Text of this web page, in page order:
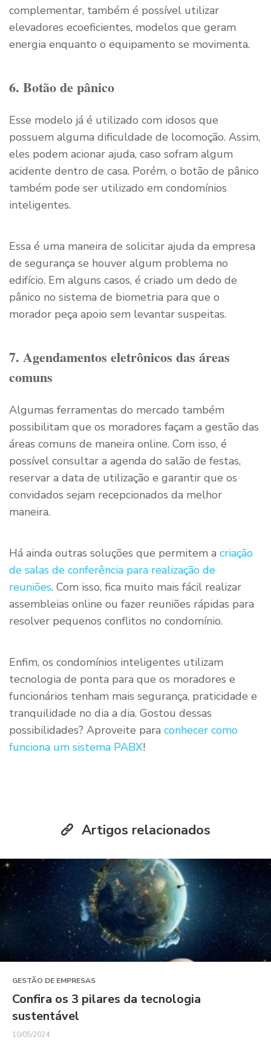
complementar, também é possível utilizar
elevadores ecoeficientes, modelos que geram
energia enquanto o equipamento se movimenta.
6. Botão de pânico
Esse modelo já é utilizado com idosos que
possuem alguma dificuldade de locomoção. Assim,
eles podem acionar ajuda, caso sofram algum
acidente dentro de casa. Porém, o botão de pânico
também pode ser utilizado em condomínios
inteligentes.
Essa é uma maneira de solicitar ajuda da empresa
de segurança se houver algum problema no
edifício. Em alguns casos, é criado um dedo de
pânico no sistema de biometria para que o
morador peça apoio sem levantar suspeitas.
7. Agendamentos eletrônicos das áreas
comuns
Algumas ferramentas do mercado também
possibilitam que os moradores façam a gestão das
áreas comuns de maneira online. Com isso, é
possível consultar a agenda do salão de festas,
reservar a data de utilização e garantir que os
convidados sejam recepcionados da melhor
maneira.
Há ainda outras soluções que permitem a criação
de salas de conferência para realização de
reuniões. Com isso, fica muito mais fácil realizar
assembleias online ou fazer reuniões rápidas para
resolver pequenos conflitos no condomínio.
Enfim, os condomínios inteligentes utilizam
tecnologia de ponta para que os moradores e
funcionários tenham mais segurança, praticidade e
tranquilidade no dia a dia. Gostou dessas
possibilidades? Aproveite para conhecer como
funciona um sistema PABX!
Artigos relacionados
GESTÃO DE EMPRESAS
Confira os 3 pilares da tecnologia
sustentável
10/05/2024